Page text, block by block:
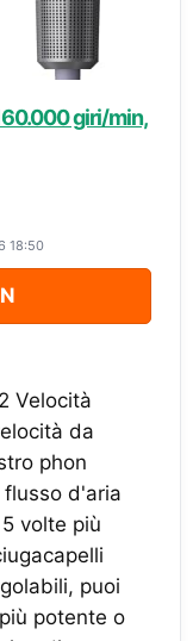
giri/min,
18:50
Velocità
da
phon
d'aria
volte più
puoi
potente o